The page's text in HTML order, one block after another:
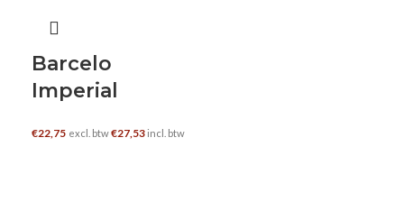
Barcelo
Imperial
€22,75 excl. btw€27,53 incl. btw